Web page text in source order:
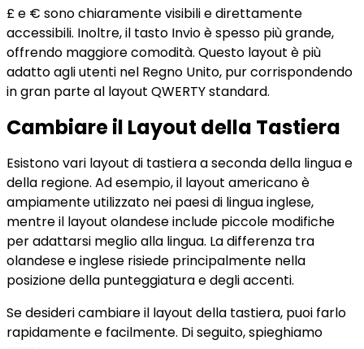
£ e € sono chiaramente visibili e direttamente
accessibili. Inoltre, il tasto Invio è spesso più grande,
offrendo maggiore comodità. Questo layout è più
adatto agli utenti nel Regno Unito, pur corrispondendo
in gran parte al layout QWERTY standard.
Cambiare il Layout della Tastiera
Esistono vari layout di tastiera a seconda della lingua e
della regione. Ad esempio, il layout americano è
ampiamente utilizzato nei paesi di lingua inglese,
mentre il layout olandese include piccole modifiche
per adattarsi meglio alla lingua. La differenza tra
olandese e inglese risiede principalmente nella
posizione della punteggiatura e degli accenti.
Se desideri cambiare il layout della tastiera, puoi farlo
rapidamente e facilmente. Di seguito, spieghiamo